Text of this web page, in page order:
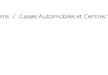
/ Casses Automobiles et Centres